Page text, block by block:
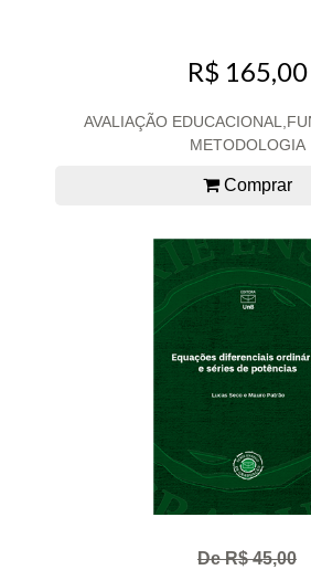
R$ 165,00
AVALIAÇÃO
METODOLOGIA
Comprar
De R$ 45,00